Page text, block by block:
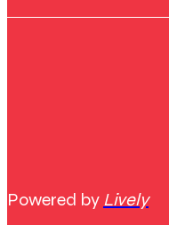
Powered by Lively